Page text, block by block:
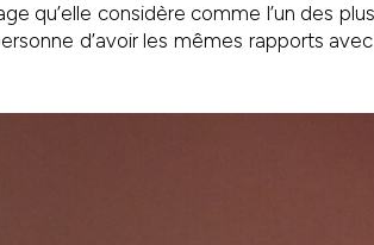
qu’elle considère comme l’un des
d’avoir les mêmes rapports